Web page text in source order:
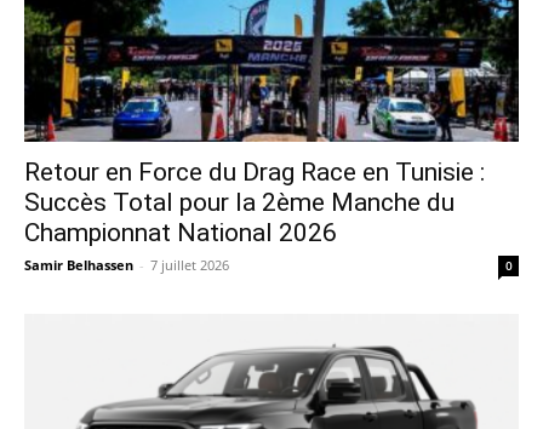
Retour en Force du Drag Race en Tunisie :
Succès Total pour la 2ème Manche du
Championnat National 2026
Samir Belhassen - 7 juillet 2026 0